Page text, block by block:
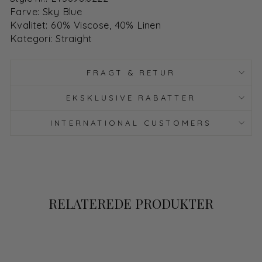
Farve: Sky Blue
Kvalitet: 60% Viscose, 40% Linen
Kategori: Straight
FRAGT & RETUR
EKSKLUSIVE RABATTER
INTERNATIONAL CUSTOMERS
RELATEREDE PRODUKTER